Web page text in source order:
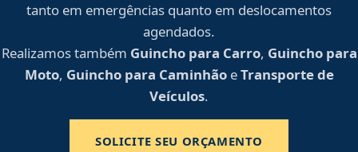
tanto em emergências quanto em deslocamentos
agendados.
Realizamos também Guincho para Carro, Guincho para
Moto, Guincho para CaminhãoeTransporte de
Veículos.
SOLICITE SEU ORÇAMENTO